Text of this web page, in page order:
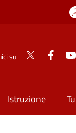
su
Istruzione